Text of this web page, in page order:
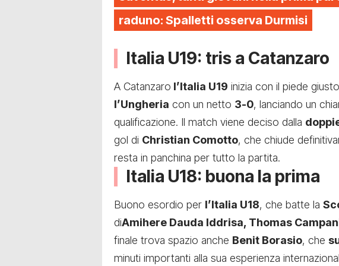
raduno: Spalletti osserva Durmisi
Italia U19: tris a Catanzaro
A Catanzaro l’Italia U19 inizia con il piede
l’Ungheria con un netto 3-0, lanciando un
qualificazione. Il match viene deciso dalla
gol di Christian Comotto, che chiude
resta in panchina per tutto la partita.
Italia U18: buona la prima
Buono esordio per l’Italia U18, che batte la
diAmihere Dauda Iddrisa, Thomas
finale trova spazio anche Benit Borasio, che
minuti importanti alla sua esperienza